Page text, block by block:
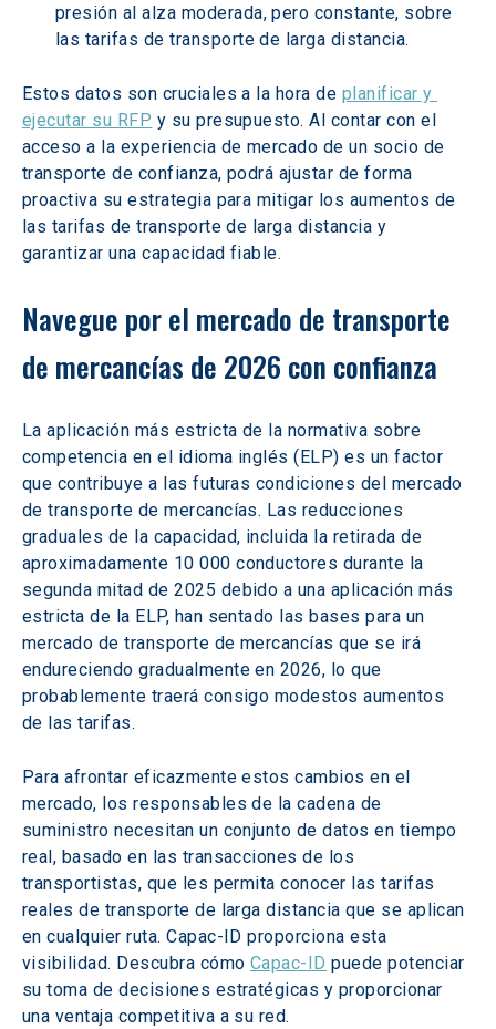
presión al alza moderada, pero constante, sobre
las tarifas de transporte de larga distancia.
Estos datos son cruciales a la hora de planificar y
ejecutar su RFP y su presupuesto. Al contar con el
acceso a la experiencia de mercado de un socio de
transporte de confianza, podrá ajustar de forma
proactiva su estrategia para mitigar los aumentos de
las tarifas de transporte de larga distancia y
garantizar una capacidad fiable.
Navegue por el mercado de transporte
de mercancías de 2026 con confianza
La aplicación más estricta de la normativa sobre
competencia en el idioma inglés (ELP) es un factor
que contribuye a las futuras condiciones del mercado
de transporte de mercancías. Las reducciones
graduales de la capacidad, incluida la retirada de
aproximadamente 10 000 conductores durante la
segunda mitad de 2025 debido a una aplicación más
estricta de la ELP, han sentado las bases para un
mercado de transporte de mercancías que se irá
endureciendo gradualmente en 2026, lo que
probablemente traerá consigo modestos aumentos
de las tarifas.
Para afrontar eficazmente estos cambios en el
mercado, los responsables de la cadena de
suministro necesitan un conjunto de datos en tiempo
real, basado en las transacciones de los
transportistas, que les permita conocer las tarifas
reales de transporte de larga distancia que se aplican
en cualquier ruta. Capac-ID proporciona esta
visibilidad. Descubra cómo Capac-ID puede potenciar
su toma de decisiones estratégicas y proporcionar
una ventaja competitiva a su red.